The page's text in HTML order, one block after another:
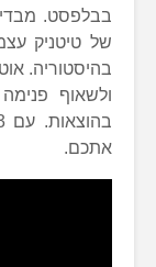
בבלפסט.
של טיטניק
בהיסטוריה.
ולשאוף
אתכם.